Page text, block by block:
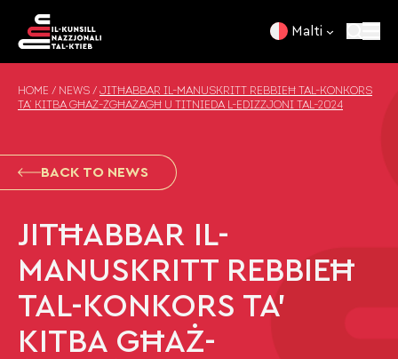
Malti
HOME / NEWS / JITĦABBAR IL-MANUSKRITT REBBIEĦ TAL-KONKORS
TA’ KITBA GĦAŻ-ŻGĦAŻAGĦ U TITNIEDA L-EDIZZJONI TAL-2024
BACK TO NEWS
JITĦABBAR IL-
MANUSKRITT REBBIEĦ
TAL-KONKORS TA’
KITBA GĦAŻ-